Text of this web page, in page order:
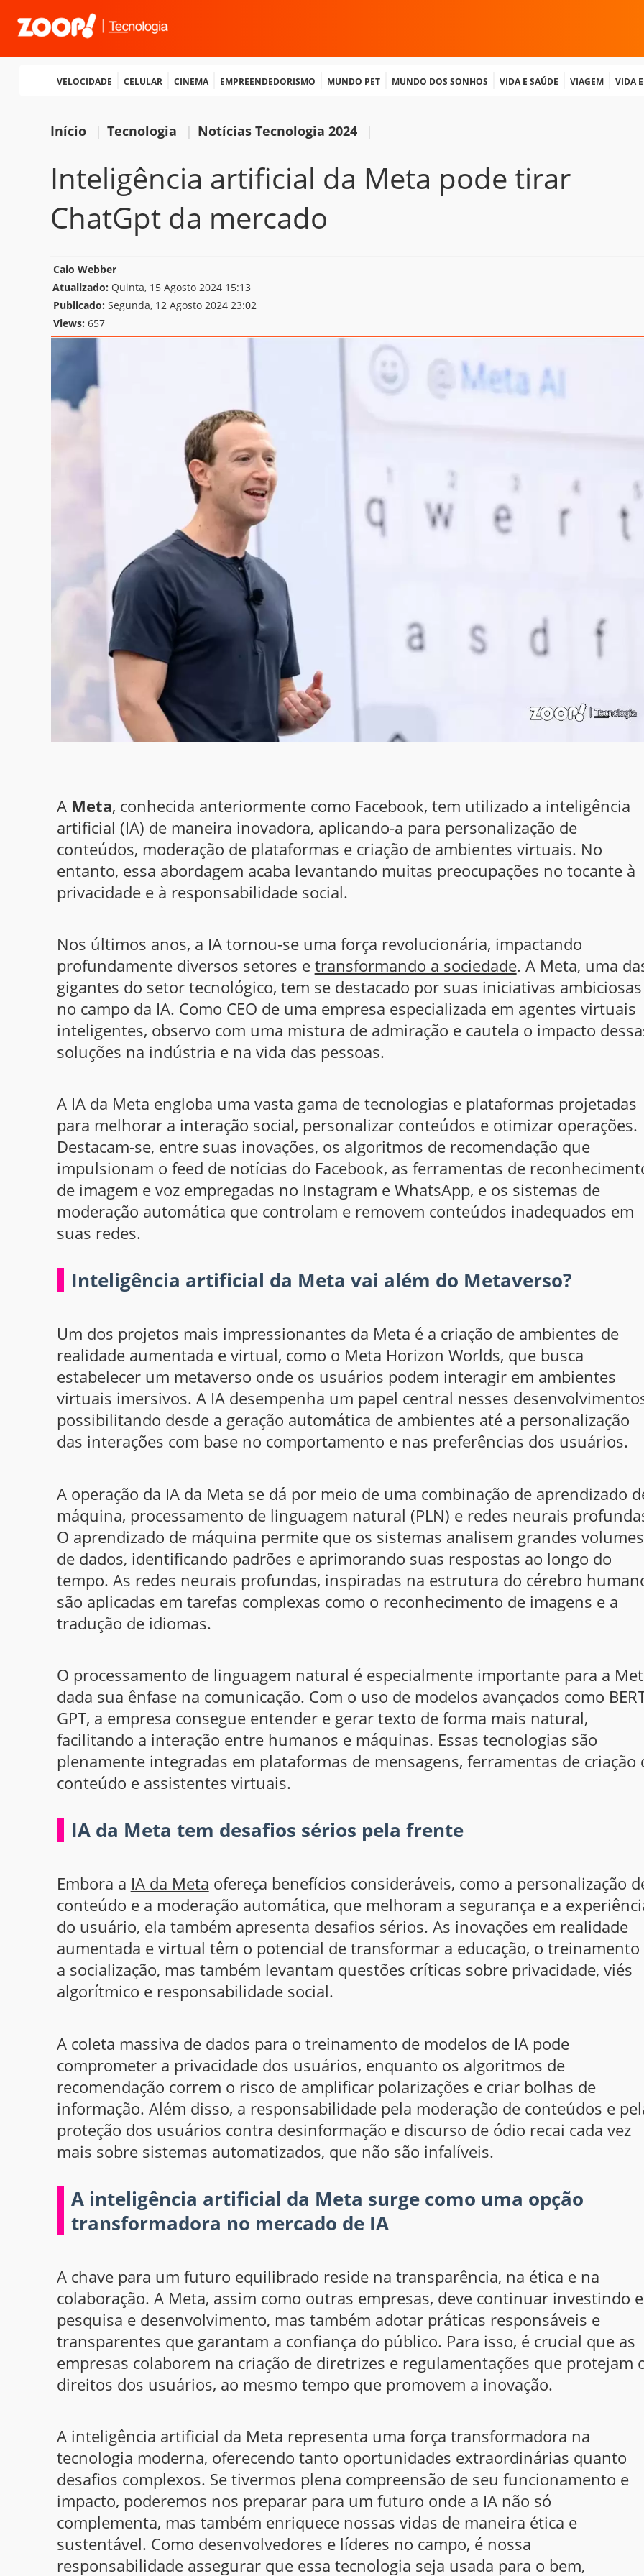
Velocidade Celular Cinema Empreendedorismo Mundo Pet Mundo dos Sonhos Vida e Saúde Viagem Vida
Início | Tecnologia | Notícias Tecnologia 2024 |
Inteligência artificial da Meta pode tirar
ChatGpt da mercado
Caio Webber
Atualizado: Quinta, 15 Agosto 2024 15:13
Publicado: Segunda, 12 Agosto 2024 23:02
Views: 657
A Meta, conhecida anteriormente como Facebook, tem utilizado a inteligência
artificial (IA) de maneira inovadora, aplicando-a para personalização de
conteúdos, moderação de plataformas e criação de ambientes virtuais. No
entanto, essa abordagem acaba levantando muitas preocupações no tocante à
privacidade e à responsabilidade social.
Nos últimos anos, a IA tornou-se uma força revolucionária, impactando
profundamente diversos setores e transformando a sociedade. A Meta, uma
gigantes do setor tecnológico, tem se destacado por suas iniciativas ambiciosas
no campo da IA. Como CEO de uma empresa especializada em agentes virtuais
inteligentes, observo com uma mistura de admiração e cautela o impacto
soluções na indústria e na vida das pessoas.
A IA da Meta engloba uma vasta gama de tecnologias e plataformas projetadas
para melhorar a interação social, personalizar conteúdos e otimizar operações.
Destacam-se, entre suas inovações, os algoritmos de recomendação que
impulsionam o feed de notícias do Facebook, as ferramentas de
de imagem e voz empregadas no Instagram e WhatsApp, e os sistemas de
moderação automática que controlam e removem conteúdos inadequados em
suas redes.
Inteligência artificial da Meta vai além do Metaverso?
Um dos projetos mais impressionantes da Meta é a criação de ambientes de
realidade aumentada e virtual, como o Meta Horizon Worlds, que busca
estabelecer um metaverso onde os usuários podem interagir em ambientes
virtuais imersivos. A IA desempenha um papel central nesses
possibilitando desde a geração automática de ambientes até a personalização
das interações com base no comportamento e nas preferências dos usuários.
A operação da IA da Meta se dá por meio de uma combinação de aprendizado
máquina, processamento de linguagem natural (PLN) e redes neurais
O aprendizado de máquina permite que os sistemas analisem grandes volumes
de dados, identificando padrões e aprimorando suas respostas ao longo do
tempo. As redes neurais profundas, inspiradas na estrutura do cérebro
são aplicadas em tarefas complexas como o reconhecimento de imagens e a
tradução de idiomas.
O processamento de linguagem natural é especialmente importante para a
dada sua ênfase na comunicação. Com o uso de modelos avançados como
GPT, a empresa consegue entender e gerar texto de forma mais natural,
facilitando a interação entre humanos e máquinas. Essas tecnologias são
plenamente integradas em plataformas de mensagens, ferramentas de criação
conteúdo e assistentes virtuais.
IA da Meta tem desafios sérios pela frente
Embora a IA da Meta ofereça benefícios consideráveis, como a personalização
conteúdo e a moderação automática, que melhoram a segurança e a
do usuário, ela também apresenta desafios sérios. As inovações em realidade
aumentada e virtual têm o potencial de transformar a educação, o treinamento
a socialização, mas também levantam questões críticas sobre privacidade, viés
algorítmico e responsabilidade social.
A coleta massiva de dados para o treinamento de modelos de IA pode
comprometer a privacidade dos usuários, enquanto os algoritmos de
recomendação correm o risco de amplificar polarizações e criar bolhas de
informação. Além disso, a responsabilidade pela moderação de conteúdos e
proteção dos usuários contra desinformação e discurso de ódio recai cada vez
mais sobre sistemas automatizados, que não são infalíveis.
A inteligência artificial da Meta surge como uma opção
transformadora no mercado de IA
A chave para um futuro equilibrado reside na transparência, na ética e na
colaboração. A Meta, assim como outras empresas, deve continuar investindo
pesquisa e desenvolvimento, mas também adotar práticas responsáveis e
transparentes que garantam a confiança do público. Para isso, é crucial que as
empresas colaborem na criação de diretrizes e regulamentações que protejam
direitos dos usuários, ao mesmo tempo que promovem a inovação.
A inteligência artificial da Meta representa uma força transformadora na
tecnologia moderna, oferecendo tanto oportunidades extraordinárias quanto
desafios complexos. Se tivermos plena compreensão de seu funcionamento e
impacto, poderemos nos preparar para um futuro onde a IA não só
complementa, mas também enriquece nossas vidas de maneira ética e
sustentável. Como desenvolvedores e líderes no campo, é nossa
responsabilidade assegurar que essa tecnologia seja usada para o bem,